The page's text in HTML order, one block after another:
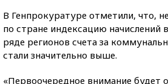
В Генпрокуратуре отметили, что,
по стране индексацию начислений
ряде регионов счета за
стали значительно выше.
«Первоочередное внимание будет